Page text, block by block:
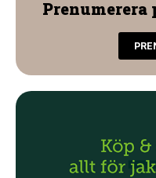
Prenumerera